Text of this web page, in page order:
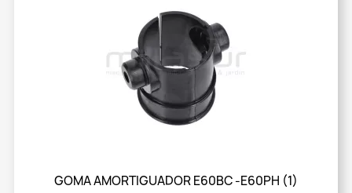
GOMA AMORTIGUADOR E60BC -E60PH (1)